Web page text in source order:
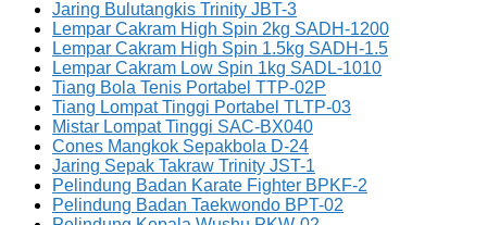
Jaring Bulutangkis Trinity JBT-3
Lempar Cakram High Spin 2kg SADH-1200
Lempar Cakram High Spin 1.5kg SADH-1.5
Lempar Cakram Low Spin 1kg SADL-1010
Tiang Bola Tenis Portabel TTP-02P
Tiang Lompat Tinggi Portabel TLTP-03
Mistar Lompat Tinggi SAC-BX040
Cones Mangkok Sepakbola D-24
Jaring Sepak Takraw Trinity JST-1
Pelindung Badan Karate Fighter BPKF-2
Pelindung Badan Taekwondo BPT-02